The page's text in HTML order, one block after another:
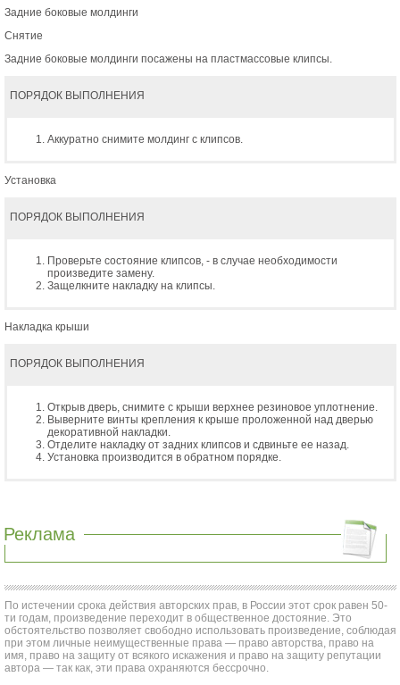
Задние боковые молдинги
Снятие
Задние боковые молдинги посажены на пластмассовые клипсы.
ПОРЯДОК ВЫПОЛНЕНИЯ
Аккуратно снимите молдинг с клипсов.
Установка
ПОРЯДОК ВЫПОЛНЕНИЯ
Проверьте состояние клипсов, - в случае необходимости
произведите замену.
Защелкните накладку на клипсы.
Накладка крыши
ПОРЯДОК ВЫПОЛНЕНИЯ
Открыв дверь, снимите с крыши верхнее резиновое уплотнение.
Выверните винты крепления к крыше проложенной над дверью
декоративной накладки.
Отделите накладку от задних клипсов и сдвиньте ее назад.
Установка производится в обратном порядке.
Реклама
По истечении срока действия авторских прав, в России этот срок равен 50-
ти годам, произведение переходит в общественное достояние. Это
обстоятельство позволяет свободно использовать произведение, соблюдая
при этом личные неимущественные права — право авторства, право на
имя, право на защиту от всякого искажения и право на защиту репутации
автора — так как, эти права охраняются бессрочно.